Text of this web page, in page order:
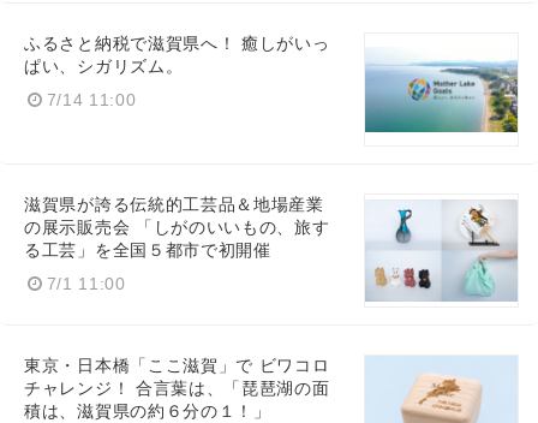
ふるさと納税で滋賀県へ！ 癒しがいっ
ぱい、シガリズム。
7/14 11:00
滋賀県が誇る伝統的工芸品＆地場産業
の展示販売会 「しがのいいもの、旅す
る工芸」を全国５都市で初開催
7/1 11:00
東京・日本橋「ここ滋賀」で ビワコロ
チャレンジ！ 合言葉は、「琵琶湖の面
積は、滋賀県の約６分の１！」
Japanese
English